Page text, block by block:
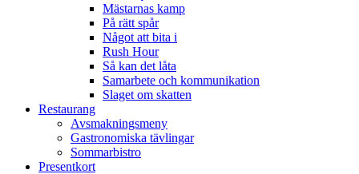
Mästarnas kamp
På rätt spår
Något att bita i
Rush Hour
Så kan det låta
Samarbete och kommunikation
Slaget om skatten
Restaurang
Avsmakningsmeny
Gastronomiska tävlingar
Sommarbistro
Presentkort